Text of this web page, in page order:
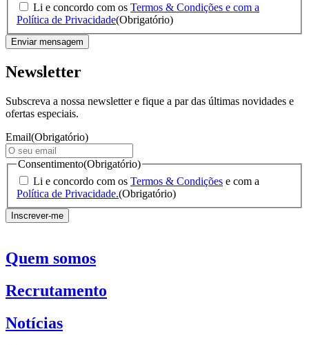
Li e concordo com os Termos & Condições e com a
Política de Privacidade(Obrigatório)
Newsletter
Subscreva a nossa newsletter e fique a par das últimas novidades e
ofertas especiais.
Email(Obrigatório)
Consentimento(Obrigatório)
Li e concordo com os Termos & Condições e com a
Política de Privacidade.(Obrigatório)
Quem somos
Recrutamento
Notícias